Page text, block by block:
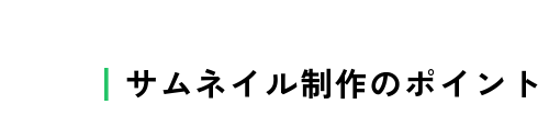
サムネイル制作のポイント